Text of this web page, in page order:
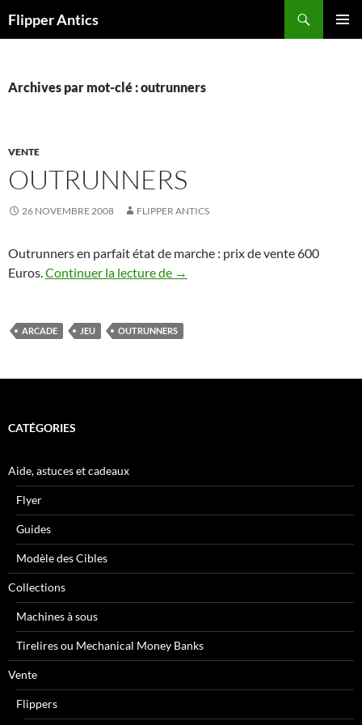
auFlipper Antics
Archives par mot-clé : outrunners
VENTE
OUTRUNNERS
26 NOVEMBRE 2008 FLIPPER ANTICS
Outrunners en parfait état de marche : prix de vente 600
Euros.Continuer la lecture de Outrunners
→
ARCADE JEU OUTRUNNERS
CATÉGORIES
Aide, astuces et cadeaux
Flyer
Guides
Modèle des Cibles
Collections
Machines à sous
Tirelires ou Mechanical Money Banks
Vente
Flippers